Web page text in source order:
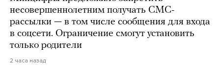
несовершеннолетним получать СМС-
рассылки — в том числе сообщения для входа
в соцсети. Ограничение смогут установить
только родители
2 часа назад